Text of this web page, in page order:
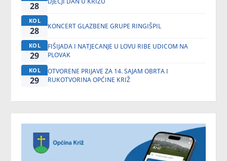
28
KOL
28 KONCERT GLAZBENE GRUPE RINGIŠPIL
KOL
29
FIŠIJADA I NATJECANJE U LOVU RIBE UDICOM NA
PLOVAK
KOL
29
OTVORENE PRIJAVE ZA 14. SAJAM OBRTA I
RUKOTVORINA OPĆINE KRIŽ